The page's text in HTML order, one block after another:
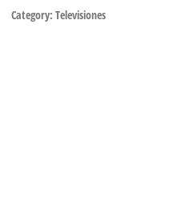
Category: Televisiones